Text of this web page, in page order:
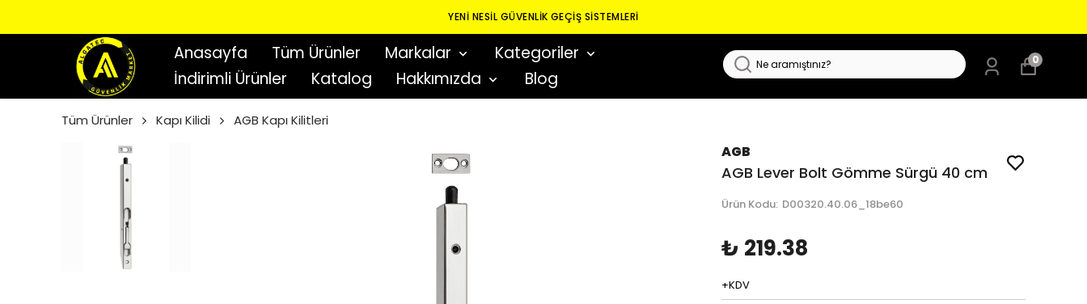
ALGATEC GÜVENLİK MARKET
Anasayfa Tüm Ürünler Markalar
Kategoriler
İndirimli Ürünler
Katalog Hakkımızda Blog
0
Tüm Ürünler Kapı Kilidi AGB Kapı Kilitleri
AGB
AGB Lever Bolt Gömme Sürgü 40 cm
Ürün Kodu: D00320.40.06_18be60
₺ 219.38
+KDV